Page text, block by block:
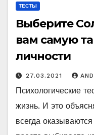
ТЕСТЫ
Выберите
вам самую
личности
27.03.2021
Психологические
жизнь. И это
всегда